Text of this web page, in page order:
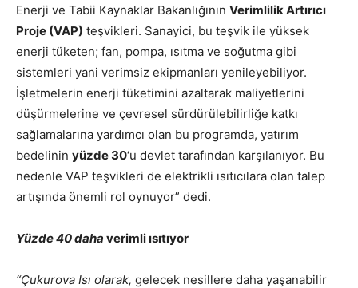
Enerji ve Tabii Kaynaklar Bakanlığının Verimlilik Artırıcı
Proje (VAP) teşvikleri. Sanayici, bu teşvik ile yüksek
enerji tüketen; fan, pompa, ısıtma ve soğutma gibi
sistemleri yani verimsiz ekipmanları yenileyebiliyor.
İşletmelerin enerji tüketimini azaltarak maliyetlerini
düşürmelerine ve çevresel sürdürülebilirliğe katkı
sağlamalarına yardımcı olan bu programda, yatırım
bedelinin yüzde 30‘u devlet tarafından karşılanıyor. Bu
nedenle VAP teşvikleri de elektrikli ısıtıcılara olan talep
artışında önemli rol oynuyor” dedi.
Yüzde 40 daha verimli ısıtıyor
“Çukurova Isı olarak, gelecek nesillere daha yaşanabilir